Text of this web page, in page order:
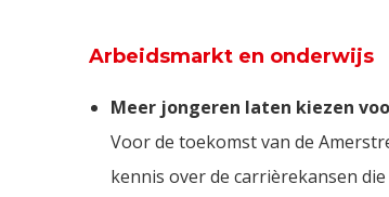
Arbeidsmarkt en onderwijs
Meer jongeren laten kiezen
Voor de toekomst van de
kennis over de carrièrekansen